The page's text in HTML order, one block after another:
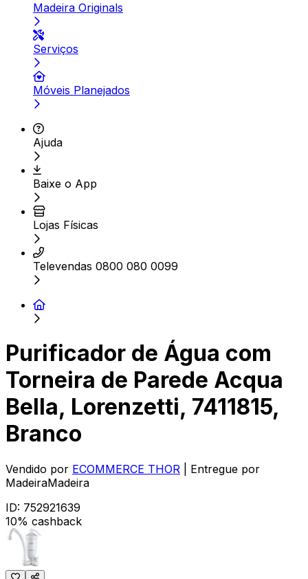
Madeira Originals
Serviços
Móveis Planejados
Ajuda
Baixe o App
Lojas Físicas
Televendas 0800 080 0099
Purificador de Água com
Torneira de Parede Acqua
Bella, Lorenzetti, 7411815,
Branco
Vendido por ECOMMERCE THOR
| Entregue por
MadeiraMadeira
ID: 752921639
10% cashback